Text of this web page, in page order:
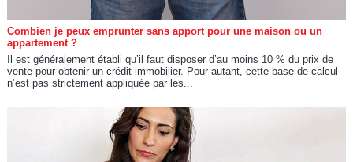
Combien je peux emprunter sans apport pour une maison ou un
appartement ?
Il est généralement établi qu’il faut disposer d’au moins 10 % du prix de
vente pour obtenir un crédit immobilier. Pour autant, cette base de calcul
n’est pas strictement appliquée par les...